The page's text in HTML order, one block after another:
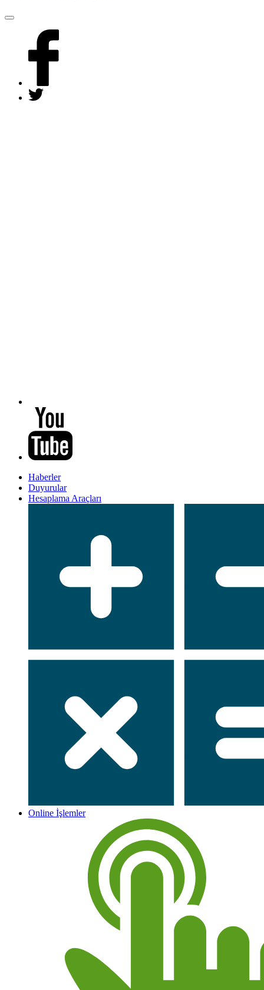
Haberler
Duyurular
Hesaplama Araçları
Online İşlemler